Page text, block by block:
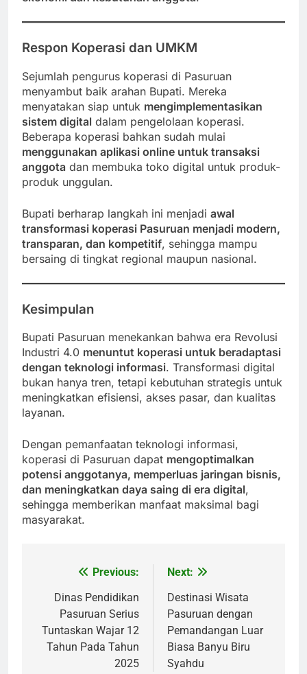
Respon Koperasi dan UMKM
Sejumlah pengurus koperasi di Pasuruan
menyambut baik arahan Bupati. Mereka
menyatakan siap untuk mengimplementasikan
sistem digital dalam pengelolaan koperasi.
Beberapa koperasi bahkan sudah mulai
menggunakan aplikasi online untuk transaksi
anggota dan membuka toko digital untuk produk-
produk unggulan.
Bupati berharap langkah ini menjadi awal
transformasi koperasi Pasuruan menjadi modern,
transparan, dan kompetitif, sehingga mampu
bersaing di tingkat regional maupun nasional.
Kesimpulan
Bupati Pasuruan menekankan bahwa era Revolusi
Industri 4.0 menuntut koperasi untuk beradaptasi
dengan teknologi informasi. Transformasi digital
bukan hanya tren, tetapi kebutuhan strategis untuk
meningkatkan efisiensi, akses pasar, dan kualitas
layanan.
Dengan pemanfaatan teknologi informasi,
koperasi di Pasuruan dapat mengoptimalkan
potensi anggotanya, memperluas jaringan bisnis,
dan meningkatkan daya saing di era digital,
sehingga memberikan manfaat maksimal bagi
masyarakat.
navigation
Previous:
Dinas Pendidikan
Pasuruan Serius
Tuntaskan Wajar 12
Tahun Pada Tahun
2025
Next:
Destinasi Wisata
Pasuruan dengan
Pemandangan Luar
Biasa Banyu Biru
Syahdu